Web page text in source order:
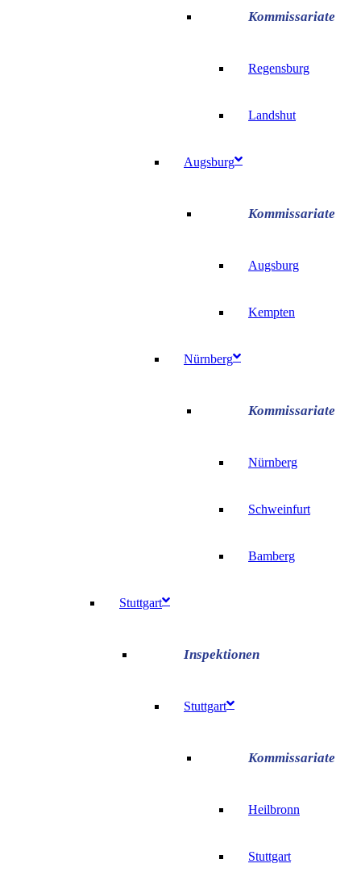
Regensburg
Landshut
Augsburg
Augsburg
Kempten
Nürnberg
Nürnberg
Schweinfurt
Bamberg
Stuttgart
Stuttgart
Heilbronn
Stuttgart